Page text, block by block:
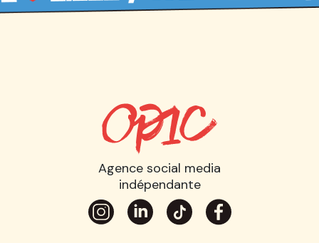
Agence social media
indépendante